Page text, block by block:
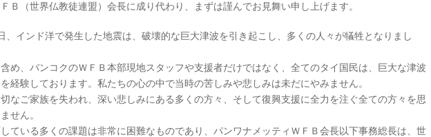
Ｂ（世界仏教徒連盟）会長に成り代わり、まずは謹んでお見舞い申し上げます。
、インド洋で発生した地震は、破壊的な巨大津波を引き起こし、多くの人々が犠牲となりまし
め、バンコクのＷＦＢ本部現地スタッフや支援者だけではなく、全てのタイ国民は、巨大な津波
経験しております。私たちの心の中で当時の苦しみや悲しみは未だにやみません。
なご家族を失われ、深い悲しみにある多くの方々、そして復興支援に全力を注ぐ全ての方々を思
せん。
ている多くの課題は非常に困難なものであり、パンワナメッティＷＦＢ会長以下事務総長は、世